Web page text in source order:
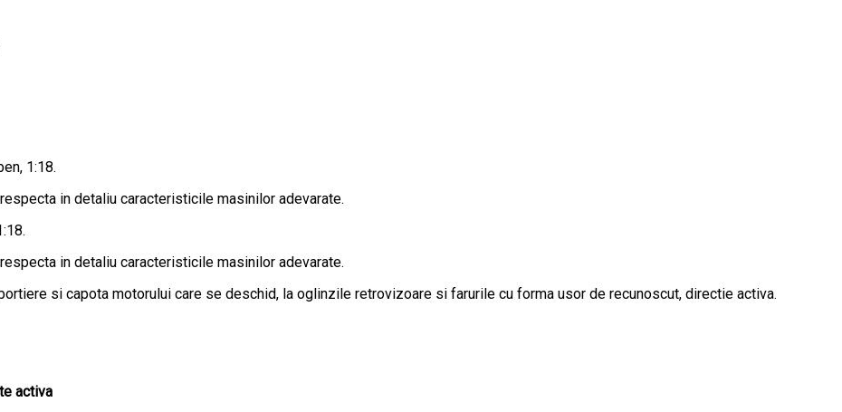
1:18.
in detaliu caracteristicile masinilor adevarate.
in detaliu caracteristicile masinilor adevarate.
si capota motorului care se deschid, la oglinzile retrovizoare si farurile cu forma usor de recunoscut, directie activa.
activa